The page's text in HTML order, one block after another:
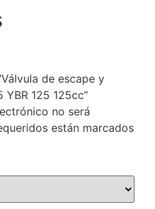
de escape y
YBR 125 125cc”
no será
están marcados